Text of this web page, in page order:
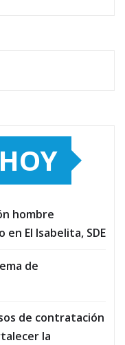
hombre
El Isabelita, SDE
de
de contratación
la